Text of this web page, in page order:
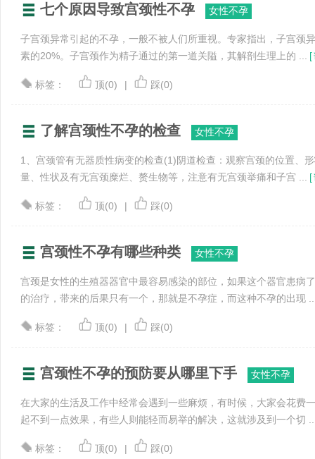
七个原因导致宫颈性不孕 女性不孕
子宫颈异常引起的不孕，一般不被人们所重视。专家指出，子宫颈
素的20%。子宫颈作为精子通过的第一道关隘，其解剖生理上的 ...
[
标签： 顶(0) | 踩(0)
了解宫颈性不孕的检查 女性不孕
1、宫颈管有无器质性病变的检查(1)阴道检查：观察宫颈的位置、
量、性状及有无宫颈糜烂、赘生物等，注意有无宫颈举痛和子宫 ...
[
标签： 顶(0) | 踩(0)
宫颈性不孕有哪些种类 女性不孕
宫颈是女性的生殖器器官中最容易感染的部位，如果这个器官患病
的治疗，带来的后果只有一个，那就是不孕症，而这种不孕的出现
标签： 顶(0) | 踩(0)
宫颈性不孕的预防要从哪里下手 女性不孕
在大家的生活及工作中经常会遇到一些麻烦，有时候，大家会花费
起不到一点效果，有些人则能轻而易举的解决，这就涉及到一个切
标签： 顶(0) | 踩(0)